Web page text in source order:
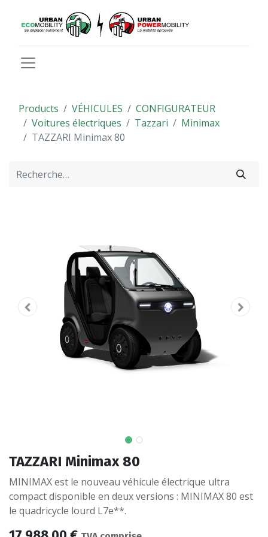
Products VÉHICULES
CONFIGURATEUR
Voitures électriques
Tazzari
Minimax
TAZZARI Minimax 80
TAZZARI Minimax 80
MINIMAX est le nouveau véhicule électrique ultra
compact disponible en deux versions : MINIMAX 80 est
le quadricycle lourd L7e**.